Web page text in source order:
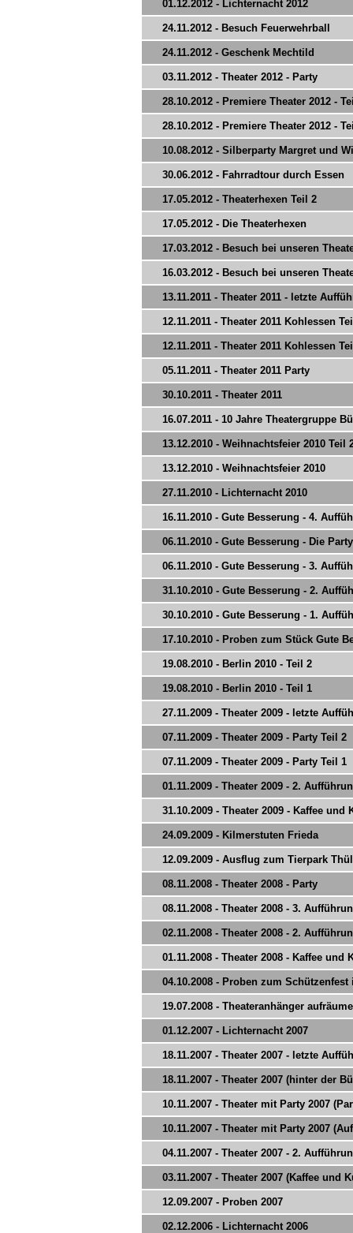
01.12.2012 - Lichternacht 2012
24.11.2012 - Besuch Feuerwehrball
24.11.2012 - Geschenk Mechtild
03.11.2012 - Theater 2012 - Party
28.10.2012 - Premiere Theater 2012 -
28.10.2012 - Premiere Theater 2012 -
10.08.2012 - Silberparty Margret und
30.06.2012 - Fahrradtour durch Essen
17.05.2012 - Theaterhexen Teil 2
17.05.2012 - Die Theaterhexen
17.03.2012 - Besuch bei unseren
16.03.2012 - Besuch bei unseren
13.11.2011 - Theater 2011 - letzte
12.11.2011 - Theater 2011 Kohlessen
12.11.2011 - Theater 2011 Kohlessen
05.11.2011 - Theater 2011 Party
30.10.2011 - Theater 2011
16.07.2011 - 10 Jahre Theatergruppe
13.12.2010 - Weihnachtsfeier 2010 Teil
13.12.2010 - Weihnachtsfeier 2010
27.11.2010 - Lichternacht 2010
16.11.2010 - Gute Besserung - 4.
06.11.2010 - Gute Besserung - Die Party
06.11.2010 - Gute Besserung - 3.
31.10.2010 - Gute Besserung - 2.
30.10.2010 - Gute Besserung - 1.
17.10.2010 - Proben zum Stück Gute
19.08.2010 - Berlin 2010 - Teil 2
19.08.2010 - Berlin 2010 - Teil 1
27.11.2009 - Theater 2009 - letzte
07.11.2009 - Theater 2009 - Party Teil 2
07.11.2009 - Theater 2009 - Party Teil 1
01.11.2009 - Theater 2009 - 2.
31.10.2009 - Theater 2009 - Kaffee und
24.09.2009 - Kilmerstuten Frieda
12.09.2009 - Ausflug zum Tierpark
08.11.2008 - Theater 2008 - Party
08.11.2008 - Theater 2008 - 3.
02.11.2008 - Theater 2008 - 2.
01.11.2008 - Theater 2008 - Kaffee und
04.10.2008 - Proben zum
19.07.2008 - Theateranhänger
01.12.2007 - Lichternacht 2007
18.11.2007 - Theater 2007 - letzte
18.11.2007 - Theater 2007 (hinter der
10.11.2007 - Theater mit Party 2007
10.11.2007 - Theater mit Party 2007
04.11.2007 - Theater 2007 - 2.
03.11.2007 - Theater 2007 (Kaffee und
12.09.2007 - Proben 2007
02.12.2006 - Lichternacht 2006